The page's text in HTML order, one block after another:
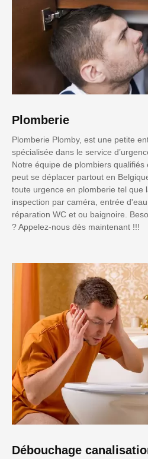
Plomberie
Plomberie Plomby, est une petite
spécialisée dans le service
Notre équipe de plombiers
peut se déplacer partout en
toute urgence en plomberie tel que
inspection par caméra, entrée
réparation WC et ou baignoire.
? Appelez-nous dès maintenant !!!
Débouchage